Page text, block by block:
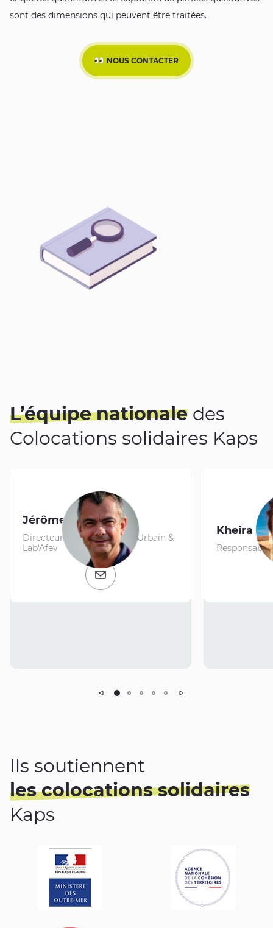
sont des dimensions qui peuvent être traitées.
NOUS CONTACTER
L’équipe nationale des
Colocations solidaires Kaps
Jérôme STURLA
Directeur Développement Urbain &
Lab'Afev
Email
Kheira
Ils soutiennent
les colocations solidaires
Kaps